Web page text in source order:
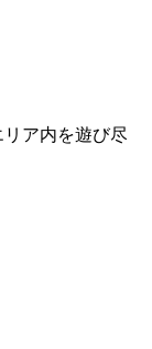
ア内を遊び尽